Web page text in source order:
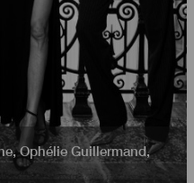
,Ophélie Guillermand,